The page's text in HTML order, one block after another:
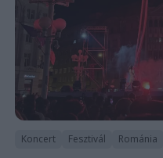
Koncert Fesztivál Románia